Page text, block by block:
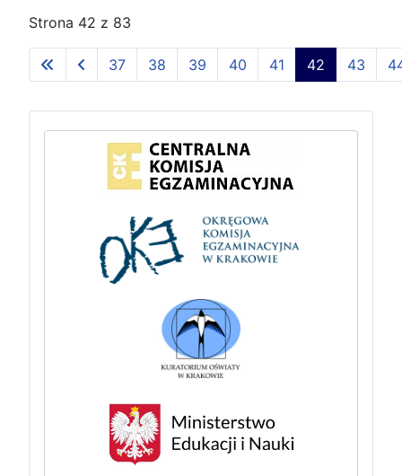
Strona 42 z 83
37 38 39 40 41 42 43